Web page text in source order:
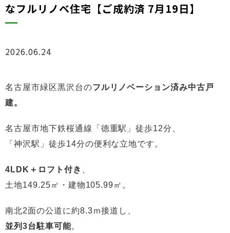
なフルリノベ住宅【ご成約済 7月19日】
2026.06.24
名古屋市緑区黒沢台のフルリノベーション済み中古戸
建。
名古屋市地下鉄桜通線「徳重駅」徒歩12分、
「神沢駅」徒歩14分の便利な立地です。
4LDK＋ロフト付き
土地149.25㎡・建物105.99㎡。
南北2面の公道に約8.3ｍ接道し、
並列3台駐車可能。